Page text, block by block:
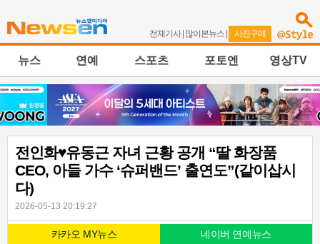
전체기사| 많이본뉴스 | 사진구매
뉴스 연예 스포츠 포토엔 영상TV
전인화♥유동근 자녀 근황 공개 “딸 화장품
CEO, 아들 가수 ‘슈퍼밴드’ 출연도”(같이삽시
다)
2026-05-13 20:19:27
카카오 MY뉴스 네이버 연예뉴스